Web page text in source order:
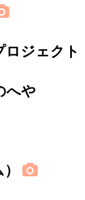
ロジェクト
へや